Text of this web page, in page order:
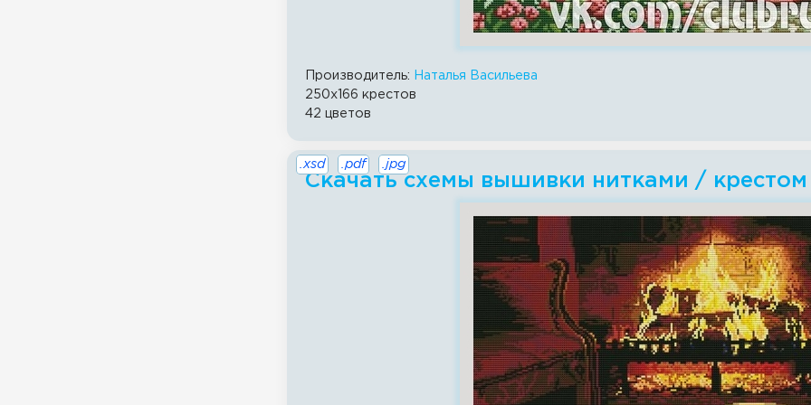
Производитель:
Наталья Васильева
250x166 крестов
42 цветов
Скачать схемы вышивки нитками /
.xsd .pdf .jpg